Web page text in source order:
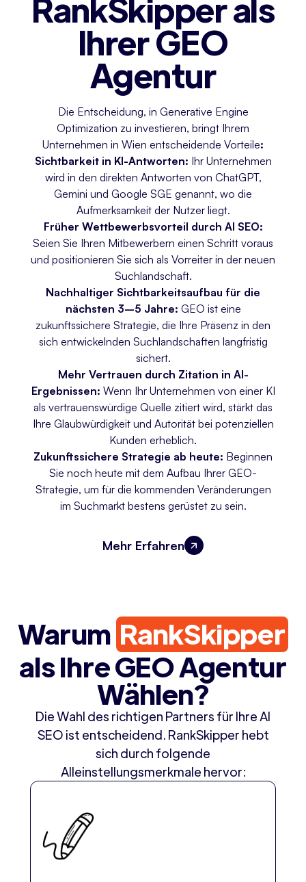
RankSkipper als
Ihrer GEO
Agentur
Die Entscheidung, in Generative Engine
Optimization zu investieren, bringt Ihrem
Unternehmen in Wien entscheidende Vorteile:
Sichtbarkeit in KI-Antworten: Ihr Unternehmen
wird in den direkten Antworten von ChatGPT,
Gemini und Google SGE genannt, wo die
Aufmerksamkeit der Nutzer liegt.
Früher Wettbewerbsvorteil durch AI SEO:
Seien Sie Ihren Mitbewerbern einen Schritt voraus
und positionieren Sie sich als Vorreiter in der neuen
Suchlandschaft.
Nachhaltiger Sichtbarkeitsaufbau für die
nächsten 3–5 Jahre: GEO ist eine
zukunftssichere Strategie, die Ihre Präsenz in den
sich entwickelnden Suchlandschaften langfristig
sichert.
Mehr Vertrauen durch Zitation in AI-
Ergebnissen: Wenn Ihr Unternehmen von einer KI
als vertrauenswürdige Quelle zitiert wird, stärkt das
Ihre Glaubwürdigkeit und Autorität bei potenziellen
Kunden erheblich.
Zukunftssichere Strategie ab heute: Beginnen
Sie noch heute mit dem Aufbau Ihrer GEO-
Strategie, um für die kommenden Veränderungen
im Suchmarkt bestens gerüstet zu sein.
Mehr Erfahren
Warum RankSkipper
als Ihre GEO Agentur
Wählen?
Die Wahl des richtigen Partners für Ihre AI
SEO ist entscheidend. RankSkipper hebt
sich durch folgende
Alleinstellungsmerkmale hervor: